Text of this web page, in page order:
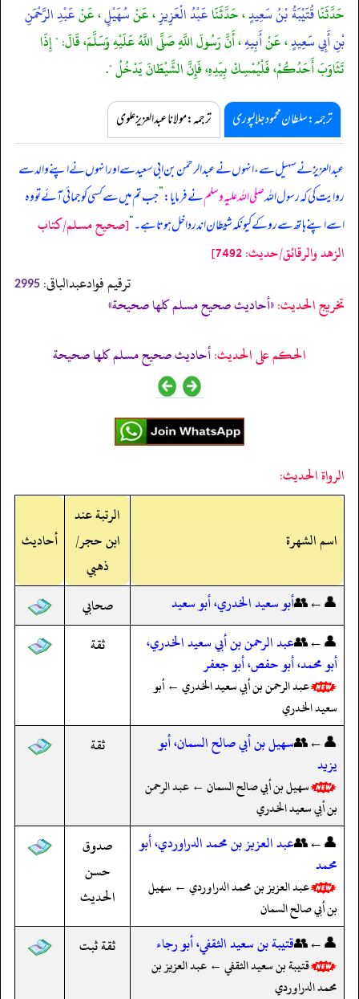
حَدَّثَنَاقُتَيْبَةُ بْنُ سَعِيدٍ، حَدَّثَنَاعَبْدُ الْعَزِيزِ، عَنْسُهَيْلٍ، عَنْعَبْدِ الرَّحْمَنِ
بْنِ أَبِي سَعِيدٍ، عَنْأَبِيهِ، أَنَّ رَسُولَ اللَّهِ صَلَّى اللَّهُ عَلَيْهِ وَسَلَّمَ، قَالَ: " إِذَا
تَثَاوَبَ أَحَدُكُمْ، فَلْيُمْسِكْ بِيَدِهِ، فَإِنَّ الشَّيْطَانَ يَدْخُلُ ".
ترجمہ:سلطان محمود جلالپوری ترجمہ:مولانا عبدالعزیز علوی
عبدالعزیز نے سہیل سے، انہوں نے عبدالرحمٰن بن ابی سعید سے اور انہوں نے اپنے والد سے
روایت کی کہ رسول اللہصلی اللہ علیہ وسلمنے فرمایا:”جب تم میں سے کسی کو جمائی آئے تو وہ
اسے اپنے ہاتھ سے روکے کیونکہ شیطان اندر داخل ہوتا ہے۔“[صحيح مسلم/كتاب
الزهد والرقائق/حدیث: 7492]
ترقیم فوادعبدالباقی: 2995
تخریج الحدیث:«أحاديث صحيح مسلم كلها صحيحة»
الحكم على الحديث:أحاديث صحيح مسلم كلها صحيحة
الرواة الحديث:
اسم الشهرة
الرتبة عند
ابن حجر/
ذهبي
أحاديث
👤←👥أبو سعيد الخدري، أبو سعيد
صحابي
👤←👥عبد الرحمن بن أبي سعيد الخدري،
أبو محمد، أبو حفص، أبو جعفر
عبد الرحمن بن أبي سعيد الخدري ← أبو
سعيد الخدري
ثقة
👤←👥سهيل بن أبي صالح السمان، أبو
يزيد
سهيل بن أبي صالح السمان ← عبد الرحمن
بن أبي سعيد الخدري
ثقة
👤←👥عبد العزيز بن محمد الدراوردي، أبو
محمد
عبد العزيز بن محمد الدراوردي ← سهيل
بن أبي صالح السمان
صدوق
حسن
الحديث
👤←👥قتيبة بن سعيد الثقفي، أبو رجاء
قتيبة بن سعيد الثقفي ← عبد العزيز بن
محمد الدراوردي
ثقة ثبت